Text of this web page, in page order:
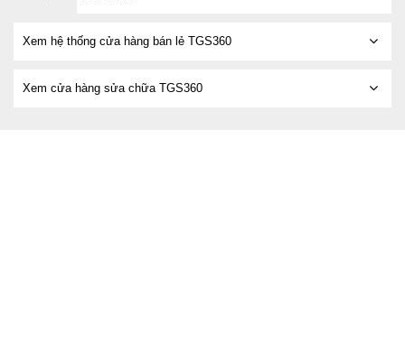
Xem hệ thống cửa hàng bán lẻ TGS360
Xem cửa hàng sửa chữa TGS360